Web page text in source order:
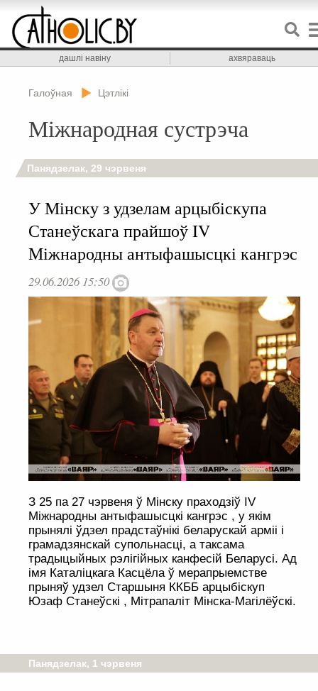
дашлі навіну ахвяраваць
Галоўная Цэтлікі
Міжнародная сустрэча
Панядзелак, 29 чэрвеня
У Мінску з удзелам арцыбіскупа
Станеўскага прайшоў IV
Міжнародны антыфашысцкі кангрэс
29.06.2026 15:50
З 25 па 27 чэрвеня ў Мінску праходзіў IV
Міжнародны антыфашысцкі кангрэс , у якім
прынялі ўдзел прадстаўнікі беларускай арміі і
грамадзянскай супольнасці, а таксама
традыцыйных рэлігійных канфесій Беларусі. Ад
імя Каталіцкага Касцёла ў мерапрыемстве
прыняў удзел Старшыня ККББ арцыбіскуп
Юзаф Станеўскі , Мітрапаліт Мінска-Магілёўскі.
Панядзелак, 1 чэрвеня